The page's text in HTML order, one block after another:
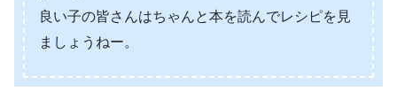
良い子の皆さんはちゃんと本を読んでレシピを見
ましょうねー。